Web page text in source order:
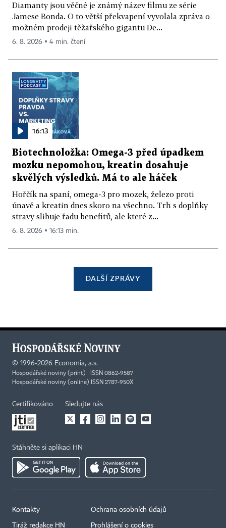
Diamanty jsou věčné je známý název filmu ze série
Jamese Bonda. O to větší překvapení vyvolala zpráva o
možném prodeji těžařského gigantu De...
6. 8. 2026 ▪ 4 min. čtení
16:13
Biotechnoložka: Omega-3 před úpadkem
mozku nepomohou, kreatin dosahuje
skvělých výsledků. Má to ale háček
Hořčík na spaní, omega-3 pro mozek, železo proti
únavě a kreatin dnes skoro na všechno. Trh s doplňky
stravy slibuje řadu benefitů, ale které z...
6. 8. 2026 ▪ 16:13 min.
DALŠÍ ZPRÁVY
© 1996-2026 Economia, a.s.
Hospodářské noviny (print) ISSN 0862-9587
Hospodářské noviny (online) ISSN 2787-950X
Certifikováno Sledujte nás
Stáhněte si aplikaci HN
Kontakty
Tiráž redakce HN
Ochrana osobních údajů
Prohlášení o cookies